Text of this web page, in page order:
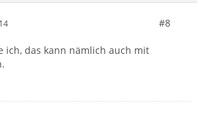
#8
ich, das kann nämlich auch mit